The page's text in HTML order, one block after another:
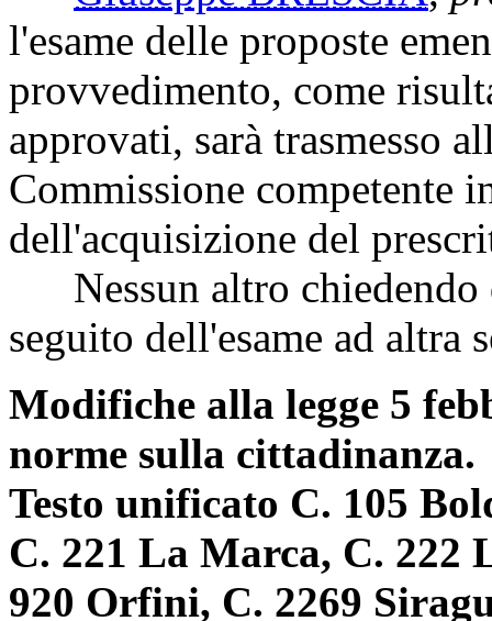
l'esame delle proposte
provvedimento, come
approvati, sarà trasmesso
Commissione competente
dell'acquisizione del
Nessun altro
seguito dell'esame ad altra
Modifiche alla legge 5
norme sulla cittadinanza.
Testo unificato C. 105
C. 221 La Marca, C. 222
920 Orfini, C. 2269